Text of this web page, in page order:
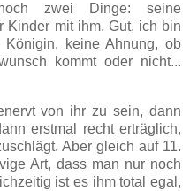
zwei Dinge: seine
Kinder mit ihm. Gut, ich bin
Königin, keine Ahnung, ob
kommt oder nicht...
von ihr zu sein, dann
erstmal recht erträglich,
Aber gleich auf 11.
Art, dass man nur noch
ist es ihm total egal,